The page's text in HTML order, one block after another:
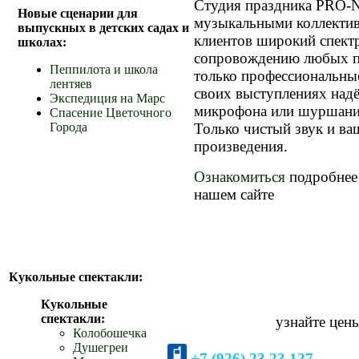
Новые сценарии для
выпускных в детских садах и
школах:
Пеппилота и школа
лентяев
Экспедиция на Марс
Спасение Цветочного
Города
Студия праздника PRO-
музыкальными
клиентов широкий
сопровождению любых
только
своих выступлениях
микрофона или
Только чистый звук и
произведения.
Ознакомиться
нашем сайте
Кукольные спектакли:
Кукольные
спектакли:
Колобошечка
Душегреи
узнайте